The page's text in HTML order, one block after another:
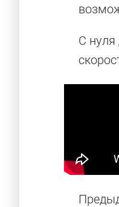
С нуля